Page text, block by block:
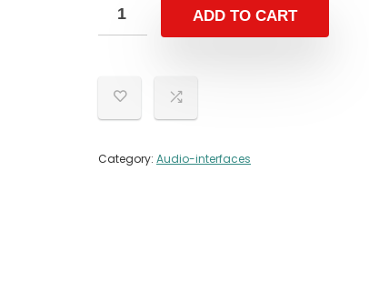
ADD TO CART
Category: Audio-interfaces